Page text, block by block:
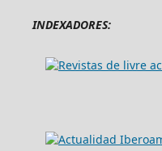
INDEXADORES: